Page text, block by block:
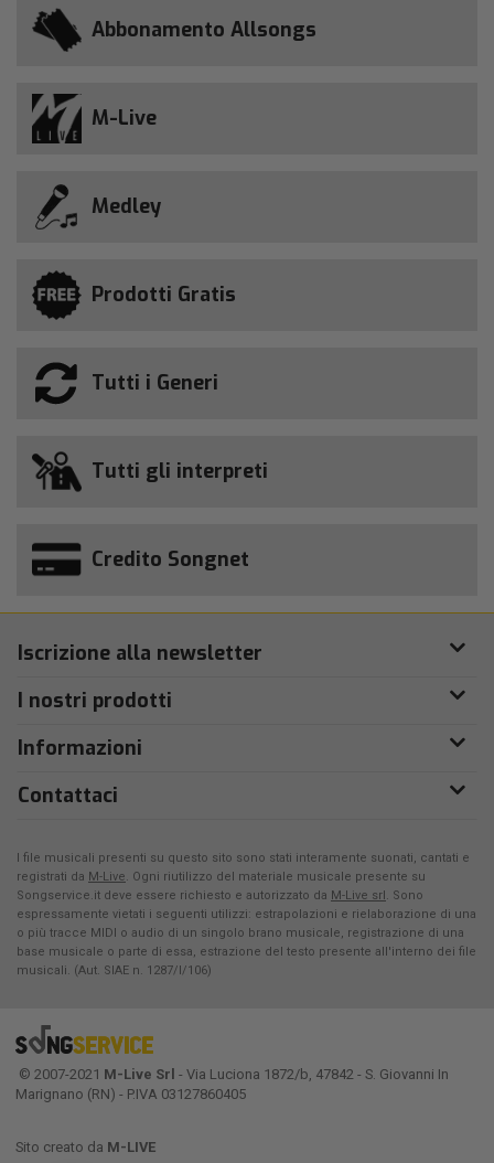
Abbonamento Allsongs
M-Live
Medley
Prodotti Gratis
Tutti i Generi
Tutti gli interpreti
Credito Songnet
Iscrizione alla newsletter
I nostri prodotti
Informazioni
Contattaci
I file musicali presenti su questo sito sono stati interamente suonati, cantati e
registrati da M-Live. Ogni riutilizzo del materiale musicale presente su
Songservice.it deve essere richiesto e autorizzato da M-Live srl . Sono
espressamente vietati i seguenti utilizzi: estrapolazioni e rielaborazione di una
o più tracce MIDI o audio di un singolo brano musicale, registrazione di una
base musicale o parte di essa, estrazione del testo presente all'interno dei file
musicali. (Aut. SIAE n. 1287/I/106)
© 2007-2021 M-Live Srl - Via Luciona 1872/b, 47842 - S. Giovanni In
Marignano (RN) - P.IVA 03127860405
Sito creato da M-LIVE